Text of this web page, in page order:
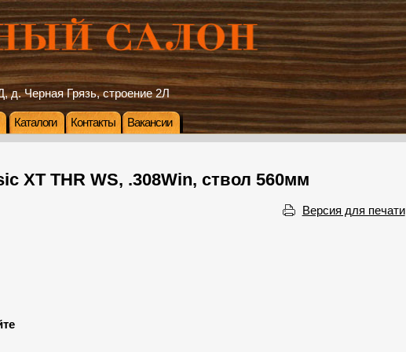
д. Черная Грязь, строение 2Л
Каталоги Контакты Вакансии
XT THR WS, .308Win, ствол 560мм
Версия для печати